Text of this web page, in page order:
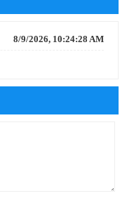
8/9/2026, 10:24:28 AM